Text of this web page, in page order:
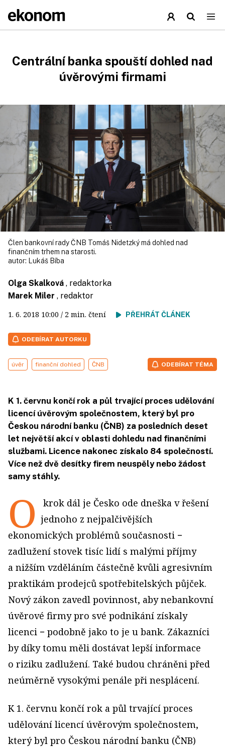
Centrální banka spouští dohled nad
úvěrovými firmami
Člen bankovní rady ČNB Tomáš Nidetzký má dohled nad
finančním trhem na starosti.
autor:
Lukáš Bíba
Olga Skalková , redaktorka
Marek Miler , redaktor
1. 6. 2018 10:00 / 2 min. čtení PŘEHRÁT ČLÁNEK
ODEBÍRAT AUTORKU
úvěr finanční dohled ČNB ODEBÍRAT TÉMA
K 1. červnu končí rok a půl trvající proces udělování
licencí úvěrovým společnostem, který byl pro
Českou národní banku (ČNB) za posledních deset
let největší akcí v oblasti dohledu nad finančními
službami. Licence nakonec získalo 84 společností.
Více než dvě desítky firem neuspěly nebo žádost
samy stáhly.
O
krok dál je Česko ode dneška v řešení
jednoho z nejpalčivějších
ekonomických problémů současnosti −
zadlužení stovek tisíc lidí s malými příjmy
a nižším vzděláním částečně kvůli agresivním
praktikám prodejců spotřebitelských půjček.
Nový zákon zavedl povinnost, aby nebankovní
úvěrové firmy pro své podnikání získaly
licenci − podobně jako to je u bank. Zákazníci
by díky tomu měli dostávat lepší informace
o riziku zadlužení. Také budou chráněni před
neúměrně vysokými penále při nesplácení.
K 1. červnu končí rok a půl trvající proces
udělování licencí úvěrovým společnostem,
který byl pro Českou národní banku (ČNB)